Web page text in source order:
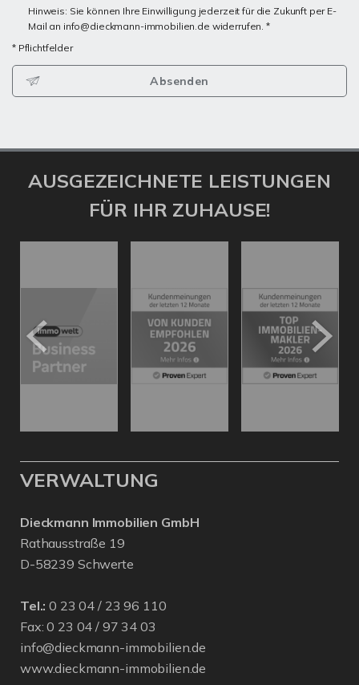
Hinweis: Sie können Ihre Einwilligung jederzeit für die Zukunft per E-
Mail an info@dieckmann-immobilien.de widerrufen. *
* Pflichtfelder
Absenden
AUSGEZEICHNETE LEISTUNGEN
FÜR IHR ZUHAUSE!
VERWALTUNG
Dieckmann Immobilien GmbH
Rathausstraße 19
D-58239 Schwerte
Tel.: 0 23 04 / 23 96 110
Fax: 0 23 04 / 97 34 03
info@dieckmann-immobilien.de
www.dieckmann-immobilien.de